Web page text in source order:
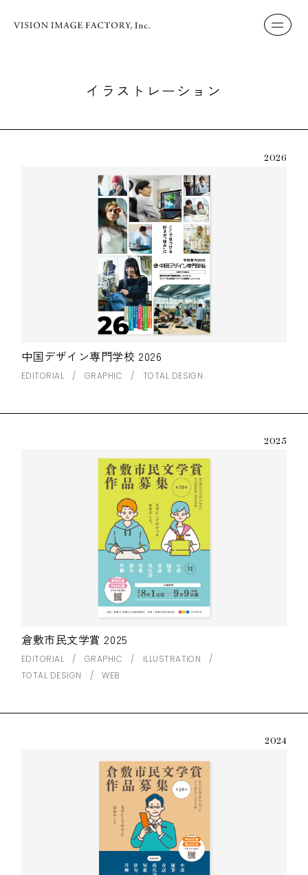
イラストレーション
2026
中国デザイン専門学校 2026
EDITORIAL GRAPHIC TOTAL DESIGN
2025
倉敷市民文学賞 2025
EDITORIAL GRAPHIC
ILLUSTRATION
TOTAL DESIGN
WEB
2024